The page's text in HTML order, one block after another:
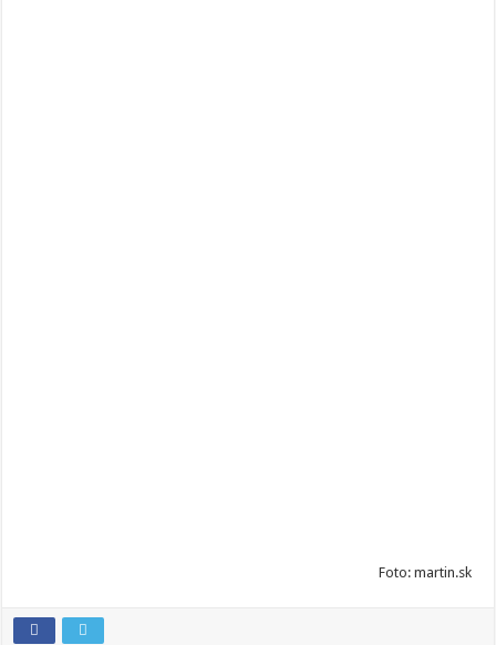
Foto: martin.sk